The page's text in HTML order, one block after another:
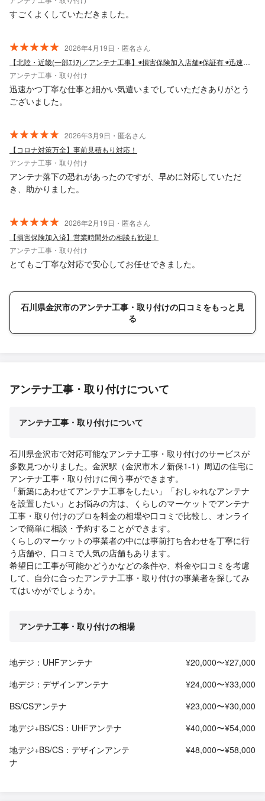
すごくよくしていただきました。
2026年4月19日・匿名さん
【北陸・近畿(一部ｴﾘｱ)／アンテナ工事】◉損害保険加入店舗◉保証有 ◉迅速対応
アンテナ工事・取り付け
迅速かつ丁寧な仕事と細かい気遣いまでしていただきありがとう
ございました。
2026年3月9日・匿名さん
【コロナ対策万全】事前見積もり対応！
アンテナ工事・取り付け
アンテナ落下の恐れがあったのですが、早めに対応していただ
き、助かりました。
2026年2月19日・匿名さん
【損害保険加入済】営業時間外の相談も歓迎！
アンテナ工事・取り付け
とてもご丁寧な対応で安心してお任せできました。
石川県金沢市のアンテナ工事・取り付けの口コミをもっと見
る
アンテナ工事・取り付けについて
アンテナ工事・取り付けについて
石川県金沢市で対応可能なアンテナ工事・取り付けのサービスが
多数見つかりました。金沢駅（金沢市木ノ新保1-1）周辺の住宅に
アンテナ工事・取り付けに伺う事ができます。
「新築にあわせてアンテナ工事をしたい」「おしゃれなアンテナ
を設置したい」とお悩みの方は、くらしのマーケットでアンテナ
工事・取り付けのプロを料金の相場や口コミで比較し、オンライ
ンで簡単に相談・予約することができます。
くらしのマーケットの事業者の中には事前打ち合わせを丁寧に行
う店舗や、口コミで人気の店舗もあります。
希望日に工事が可能かどうかなどの条件や、料金や口コミを考慮
して、自分に合ったアンテナ工事・取り付けの事業者を探してみ
てはいかがでしょうか。
アンテナ工事・取り付けの相場
地デジ：UHFアンテナ
¥20,000〜¥27,000
地デジ：デザインアンテナ
¥24,000〜¥33,000
BS/CSアンテナ
¥23,000〜¥30,000
地デジ+BS/CS：UHFアンテナ
¥40,000〜¥54,000
地デジ+BS/CS：デザインアンテ
ナ
¥48,000〜¥58,000